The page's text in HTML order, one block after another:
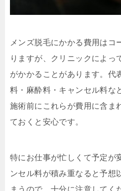
メンズ脱毛にかかる費用はコ
りますが、クリニックによっ
がかかることがあります。代
料・麻酔料・キャンセル料な
施術前にこれらが費用に含ま
ておくと安心です。
特にお仕事が忙しくて予定が
ンセル料が積み重なると予想
まうので、十分に注意してく